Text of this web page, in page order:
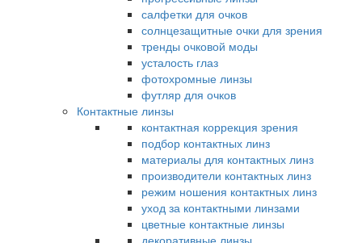
салфетки для очков
солнцезащитные очки для зрения
тренды очковой моды
усталость глаз
фотохромные линзы
футляр для очков
Контактные линзы
контактная коррекция зрения
подбор контактных линз
материалы для контактных линз
производители контактных линз
режим ношения контактных линз
уход за контактными линзами
цветные контактные линзы